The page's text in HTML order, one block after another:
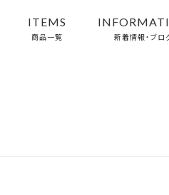
ITEMS
商品一覧 新着情報・ブロ